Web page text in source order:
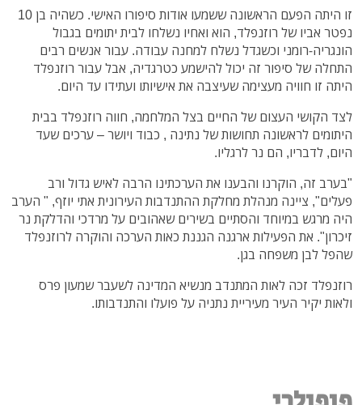
זו היתה הפעם הראשונה ששמעו אודות סיפורו האישי. כשהיה בן 10
נפטר אביו של רוזנפלד, הוא ואחיו נשלחו לבית יתומים בגבול
הונגריה-רומני וכשגדל נשלח למחנה עבודה. עבור אנשים רבים
התחלה של סיפור זה יכול להישמע כטרגדיה, אבל עבור רוזנפלד
היתה זו חוויה מעצימה שעיצבה את אישיותו ועתידו עד היום.
לצד הקושי העצום של החיים בצל המלחמה, חווה רוזנפלד בבית
היתומים לראשונה תחושות של נתינה , כבוד ויושר – ערכים שעד
היום, לדבריו, הם נר לרגליו.
"בערב זה, הוקרנו והבענו את הערכתינו הרבה לאיש גדול ורב
פעלים", ציינה מנהלת מחלקת ההתנדבות העירונית אתי יוזף, " הערב
היה מרגש במיוחד והסתיים בשירים שאהובים על מרדכי והדלקת נר
זיכרון". את הפעילות ארגנה הגננת כאות הערכה והוקרה לרוזנפלד
שהפל לבן משפחה בגן.
רוזנפלד זכה לאות המתנדב מנשיא המדינה לשעבר שמעון פרס
ולאות יקיר העיר מעיריית נתניה על פועלו והתנדבותו.